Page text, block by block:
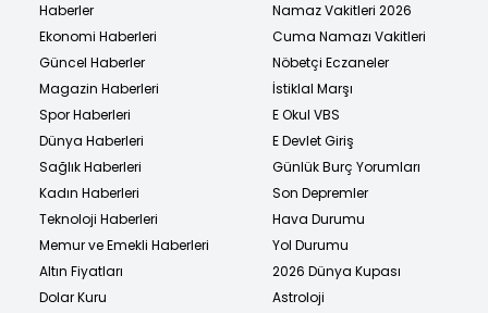
Haberler
Ekonomi Haberleri
Güncel Haberler
Magazin Haberleri
Spor Haberleri
Dünya Haberleri
Sağlık Haberleri
Kadın Haberleri
Teknoloji Haberleri
Memur ve Emekli Haberleri
Altın Fiyatları
Dolar Kuru
Namaz Vakitleri 2026
Cuma Namazı Vakitleri
Nöbetçi Eczaneler
İstiklal Marşı
E Okul VBS
E Devlet Giriş
Günlük Burç Yorumları
Son Depremler
Hava Durumu
Yol Durumu
2026 Dünya Kupası
Astroloji